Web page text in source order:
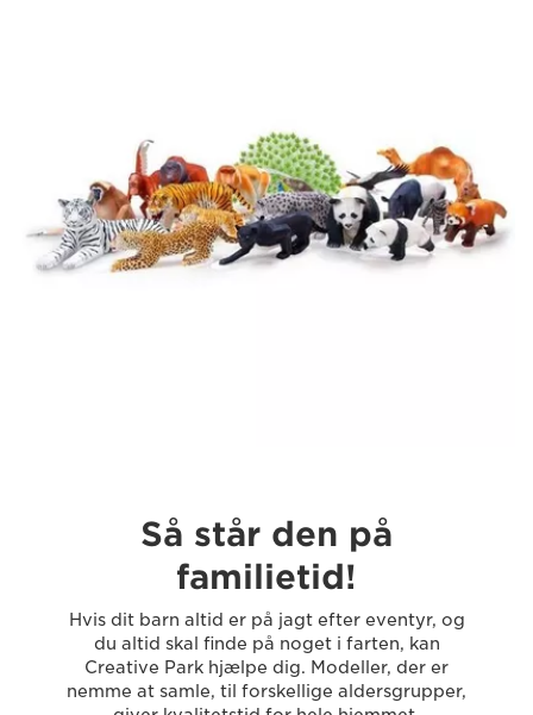
Så står den på
familietid!
Hvis dit barn altid er på jagt efter eventyr, og
du altid skal finde på noget i farten, kan
Creative Park hjælpe dig. Modeller, der er
nemme at samle, til forskellige aldersgrupper,